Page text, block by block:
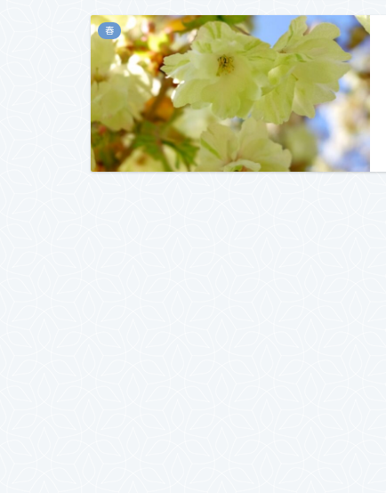
春